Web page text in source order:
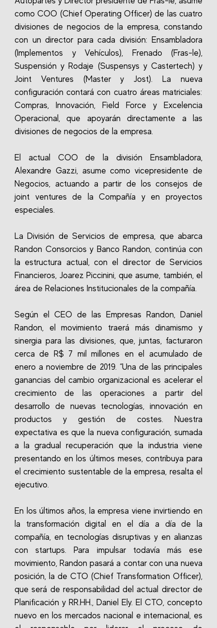
como COO (Chief Operating Officer) de las cuatro
divisiones de negocios de la empresa, constando
con un director para cada división: Ensambladora
(Implementos y Vehículos), Frenado (Fras-le),
Suspensión y Rodaje (Suspensys y Castertech) y
Joint Ventures (Master y Jost). La nueva
configuración contará con cuatro áreas matriciales:
Compras, Innovación, Field Force y Excelencia
Operacional, que apoyarán directamente a las
divisiones de negocios de la empresa.
El actual COO de la división Ensambladora,
Alexandre Gazzi, asume como vicepresidente de
Negocios, actuando a partir de los consejos de
joint ventures de la Compañía y en proyectos
especiales.
La División de Servicios de empresa, que abarca
Randon Consorcios y Banco Randon, continúa con
la estructura actual, con el director de Servicios
Financieros, Joarez Piccinini, que asume, también, el
área de Relaciones Institucionales de la compañía.
Según el CEO de las Empresas Randon, Daniel
Randon, el movimiento traerá más dinamismo y
sinergia para las divisiones, que, juntas, facturaron
cerca de R$ 7 mil millones en el acumulado de
enero a noviembre de 2019. “Una de las principales
ganancias del cambio organizacional es acelerar el
crecimiento de las operaciones a partir del
desarrollo de nuevas tecnologías, innovación en
productos y gestión de costes. Nuestra
expectativa es que la nueva configuración, sumada
a la gradual recuperación que la industria viene
presentando en los últimos meses, contribuya para
el crecimiento sustentable de la empresa, resalta el
ejecutivo.
En los últimos años, la empresa viene invirtiendo en
la transformación digital en el día a día de la
compañía, en tecnologías disruptivas y en alianzas
con startups. Para impulsar todavía más ese
movimiento, Randon pasará a contar con una nueva
posición, la de CTO (Chief Transformation Officer),
que será de responsabilidad del actual director de
Planificación y RR.HH., Daniel Ely. El CTO, concepto
nuevo en los mercados nacional e internacional, es